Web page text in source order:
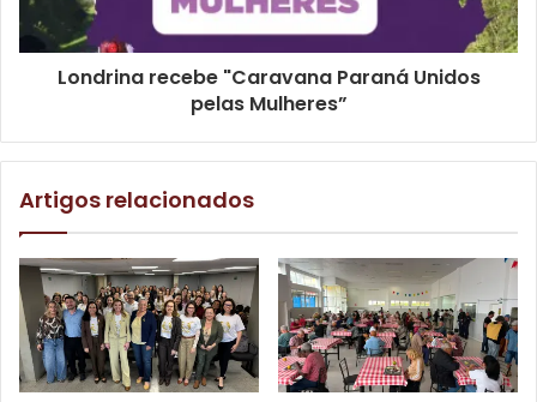
Presidente da Codel, Fabrício Biancchi, Foto: Emerson
Para a gestão municipal, a industrialização é fundamental
dentro da agenda de desenvolvimento econômico. A
avaliação é de que o fortalecimento da indústria pode
ajudar Londrina a diversificar sua matriz econômica, gerar
postos de trabalho com maior qualificação e ampliar a
capacidade da cidade de competir em escala estadual,
Londrina recebe "Caravana Paraná Unidos
pelas Mulheres”
Artigos relacionados